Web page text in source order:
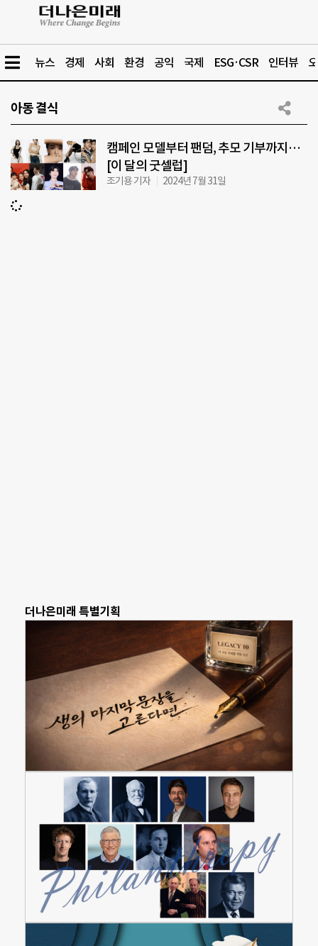
뉴스 경제 사회 환경 공익 국제 ESG·CSR 인터뷰
아동 결식
캠페인 모델부터 팬덤, 추모 기부까지…
[이 달의 굿셀럽]
조기용 기자 2024년 7월 31일
더나은미래 특별기획